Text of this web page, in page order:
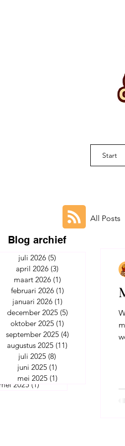
Start
Blog archief
juli 2026 (5)5 posts
2026
(3)3 posts
2026
(1)1 post
2026 (1)1 post
2026
(1)1 post
2025 (5)5 posts
2025
(1)1 post
2025 (4)4 posts
2025 (11) 11 posts
juli 2025
(8)8 posts
2025 (1)1 post
2025 (1) 1 post
juli 2026 (5)
april 2026 (3)
maart 2026 (1)
februari 2026 (1)
januari 2026 (1)
december 2025 (5)
oktober 2025 (1)
september 2025 (4)
augustus 2025 (11)
juli 2025 (8)
juni 2025 (1)
mei 2025 (1)
All Posts